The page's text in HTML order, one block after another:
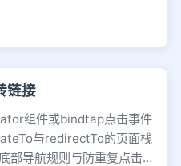
链接
组件或bindtap点击事件
与redirectTo的页面栈
部导航规则与防重复点击等